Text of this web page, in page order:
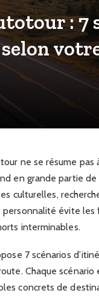
: 7
ne se résume pas
en grande partie
culturelles,
évite les
interminables.
7 scénarios
Chaque
concrets de